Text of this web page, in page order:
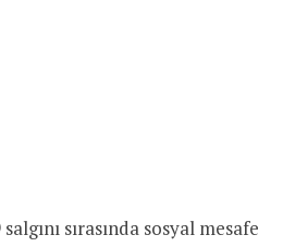
sırasında sosyal mesafe